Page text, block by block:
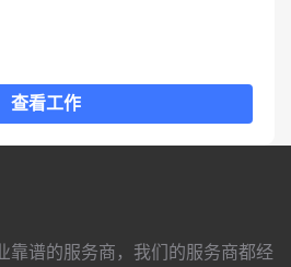
查看工作
靠谱的服务商，我们的服务商都经